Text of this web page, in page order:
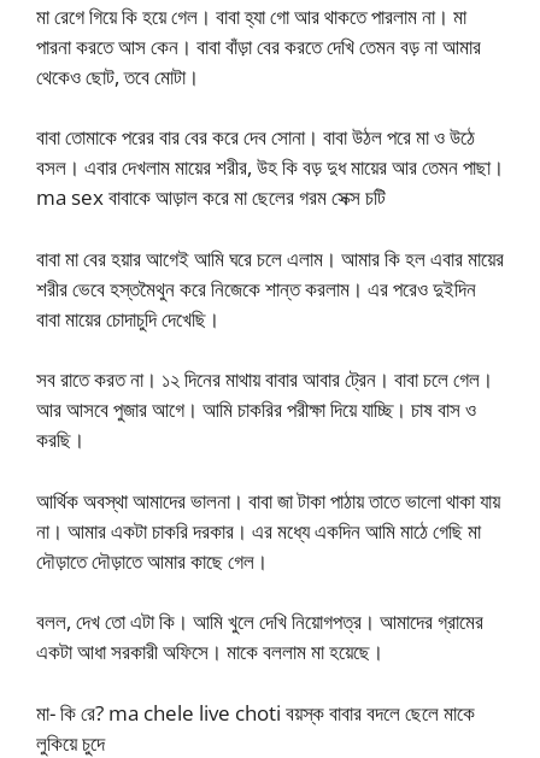
মা রেগে গিয়ে কি হয়ে গেল। বাবা হ্যা গো আর থাকতে পারলাম না। মা
পারনা করতে আস কেন। বাবা বাঁড়া বের করতে দেখি তেমন বড় না আমার
থেকেও ছোট, তবে মোটা।
বাবা তোমাকে পরের বার বের করে দেব সোনা। বাবা উঠল পরে মা ও উঠে
বসল। এবার দেখলাম মায়ের শরীর, উহ কি বড় দুধ মায়ের আর তেমন পাছা।
ma sex বাবাকে আড়াল করে মা ছেলের গরম সেক্স চটি
বাবা মা বের হয়ার আগেই আমি ঘরে চলে এলাম। আমার কি হল এবার মায়ের
শরীর ভেবে হস্তমৈথুন করে নিজেকে শান্ত করলাম। এর পরেও দুইদিন
বাবা মায়ের চোদাচুদি দেখেছি।
সব রাতে করত না। ১২ দিনের মাথায় বাবার আবার ট্রেন। বাবা চলে গেল।
আর আসবে পুজার আগে। আমি চাকরির পরীক্ষা দিয়ে যাচ্ছি। চাষ বাস ও
করছি।
আর্থিক অবস্থা আমাদের ভালনা। বাবা জা টাকা পাঠায় তাতে ভালো থাকা যায়
না। আমার একটা চাকরি দরকার। এর মধ্যে একদিন আমি মাঠে গেছি মা
দৌড়াতে দৌড়াতে আমার কাছে গেল।
বলল, দেখ তো এটা কি। আমি খুলে দেখি নিয়োগপত্র। আমাদের গ্রামের
একটা আধা সরকারী অফিসে। মাকে বললাম মা হয়েছে।
মা- কি রে? ma chele live choti বয়স্ক বাবার বদলে ছেলে মাকে
লুকিয়ে চুদে